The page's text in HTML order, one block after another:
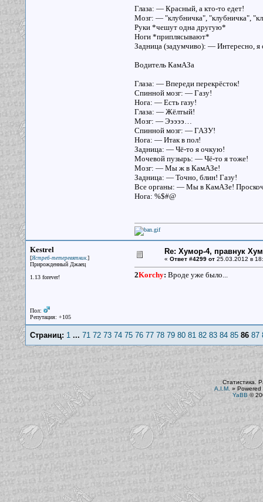
Глаза: — Красный, а кто-то едет!
Мозг: — "клубничка", "клубничка",
Руки *чешут одна другую*
Ноги *приплясывают*
Задница (задумчиво): — Интересно, я
Водитель КамАЗа
Глаза: — Впереди перекрёсток!
Спинной мозг: — Газу!
Нога: — Есть газу!
Глаза: — Жёлтый!
Мозг: — Эээээ…
Спинной мозг: — ГАЗУ!
Нога: — Итак в пол!
Задница: — Чё-то я очкую!
Мочевой пузырь: — Чё-то я тоже!
Мозг: — Мы ж в КамАЗе!
Задница: — Точно, блин! Газу!
Все органы: — Мы в КамАЗе!
Нога: %$#@
Kestrel
[Ястреб-тетеревятник.]
Прирожденный Джаец
1.13 forever!
Пол:
Репутация: +105
Re: Хумор-4, правнук
« Ответ #4299 от25.03.2012 в
2Korchy: Вроде уже было...
Страниц: 1... 71 72 73 74 75 76 77 78 79 80 81 82 83 84 85 86 87
Статистика.
A.I.M. » Powered
YaBB©